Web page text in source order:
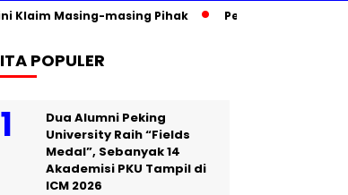
Masing-masing Pihak Pemeriksaan Wakil
POPULER
Dua Alumni Peking
University Raih “Fields
Medal”, Sebanyak 14
Akademisi PKU Tampil di
ICM 2026